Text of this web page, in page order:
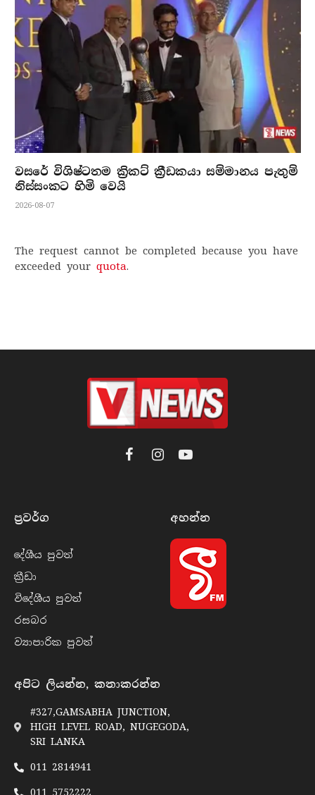
වසරේ විශිෂ්ටතම ක්‍රිකට් ක්‍රීඩකයා සම්මානය පැතුම්
නිස්සංකට හිමි වෙයි
2026-08-07
The request cannot be completed because you have
exceeded your quota.
FacebookInstagramYouTube
ප්‍රවර්​ග
දේශීය පුව​ත්
ක්‍රී​ඩා
විදේශීය පුව​ත්
රසබ​ර
ව්‍යාපාරික පුව​ත්
අහන්​න
අපිට ලියන්න, කතාකරන්න
#327,GAMSABHA JUNCTION,
HIGH LEVEL ROAD, NUGEGODA,
SRI LANKA
011 2814941
011 5752222